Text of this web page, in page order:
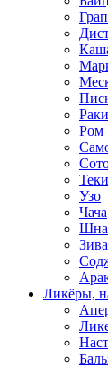
Ром
Узо
Чача
Ликёры,